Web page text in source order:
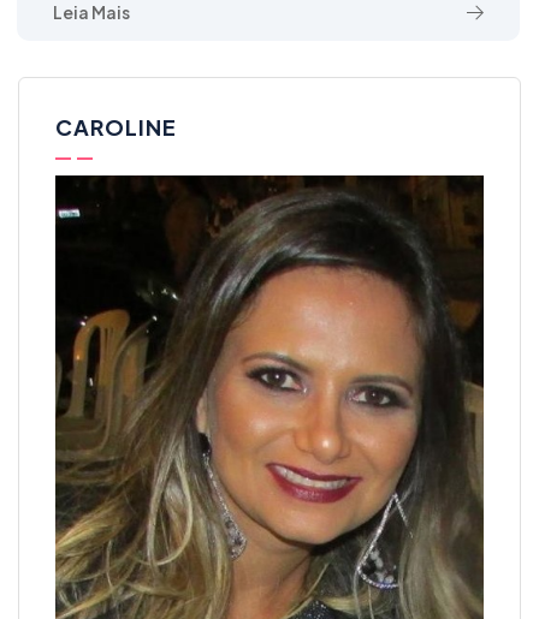
Leia Mais
CAROLINE